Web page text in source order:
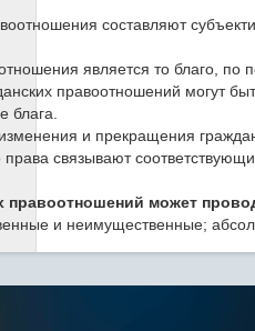
составляют
является то благо, по
правоотношений могут
блага.
и прекращения
связывают
правоотношений может
и неимущественные;